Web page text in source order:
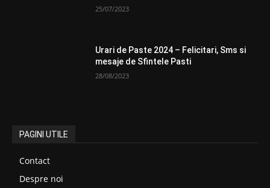
25/07/2023
Urari de Paste 2024 – Felicitari, Sms si
mesaje de Sfintele Pasti
28/08/2023
PAGINI UTILE
Contact
Despre noi